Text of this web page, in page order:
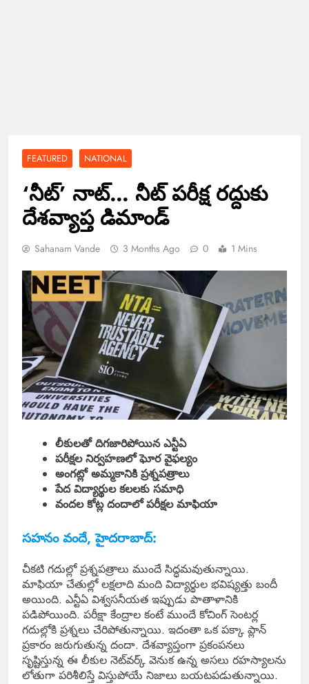
FEATURED NATIONAL
‘నీట్’ నాట్… నీట్ పరీక్ష రద్దుకు
దేశవ్యాప్త డిమాండ్
Sahanam Vande 3 Months Ago 0 1 Mins
లీకులతో దిగజారిపోయిన ఎన్టీఏ
పరీక్షల నిర్వహణలో ఘోర వైఫల్యం
అంగట్లో అమ్మకానికి ప్రశ్నపత్రాలు
పేద విద్యార్థుల కలలకు సమాధి
వందల కోట్ల దందాలో పరీక్షల మాఫియా
సహనం వందే, హైదరాబాద్:
చీకటి గదుల్లో ప్రశ్నపత్రాలు ముందే సిద్ధమవుతున్నాయి.
మాఫియా చేతుల్లో లక్షలాది మంది విద్యార్థుల భవిష్యత్తు బందీ
అయింది. ఎన్టీఏ విశ్వసనీయత ఇప్పుడు పాతాళానికి
పడిపోయింది. పరీక్షా కేంద్రాల కంటే ముందే కోచింగ్ సెంటర్ల
గదుల్లోకి ప్రశ్నలు చేరిపోతున్నాయి. ఇదంతా ఒక పక్కా ప్లాన్
ప్రకారం జరుగుతున్న దందా. దేశవ్యాప్తంగా ప్రకంపనలు
సృష్టిస్తున్న ఈ లీకుల నెట్‌వర్క్ వెనుక ఉన్న అసలు రహస్యాలను
లోతుగా పరిశీలిస్తే విస్తుపోయే నిజాలు బయటపడుతున్నాయి.